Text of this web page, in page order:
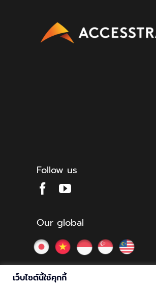
Follow us
Our global
เว็บไซต์นี้ใช้คุกกี้